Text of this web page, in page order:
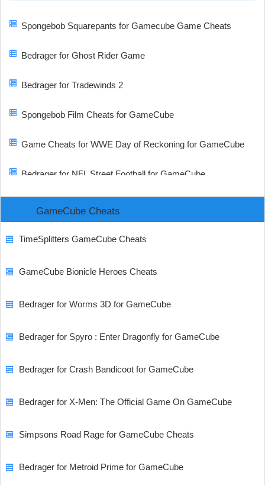
Spongebob Squarepants for Gamecube Game Cheats
Bedrager for Ghost Rider Game
Bedrager for Tradewinds 2
Spongebob Film Cheats for GameCube
Game Cheats for WWE Day of Reckoning for GameCube
Bedrager for NFL Street Football for GameCube
GameCube Cheats
TimeSplitters GameCube Cheats
GameCube Bionicle Heroes Cheats
Bedrager for Worms 3D for GameCube
Bedrager for Spyro : Enter Dragonfly for GameCube
Bedrager for Crash Bandicoot for GameCube
Bedrager for X-Men: The Official Game On GameCube
Simpsons Road Rage for GameCube Cheats
Bedrager for Metroid Prime for GameCube